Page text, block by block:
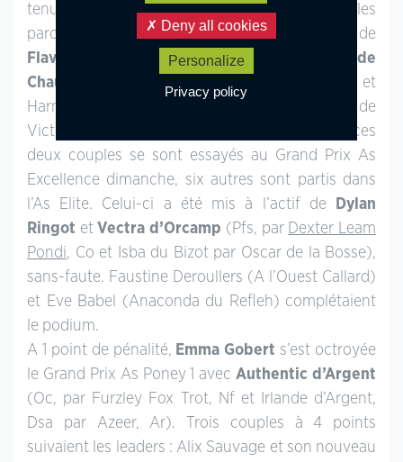
tenue à
Bertaucourt Epourdon (02)
, a vu les
parcours sans-faute dans l’As Elite Vitesse de
Flavie Favreaux
, gagnante avec
Ultime de
Chauny
(Oc, par Quercus du Maury, Aa et
Harmonie de Chauny, Po par Lusty, Co) et de
Victor Houze en selle sur Venise de Garred. Si ces
deux couples se sont essayés au Grand Prix As
Excellence dimanche, six autres sont partis dans
l’As Elite. Celui-ci a été mis à l’actif de
Dylan
Ringot etVectra d’Orcamp (Pfs, par Dexter Leam
Pondi, Co et Isba du Bizot par Oscar de la Bosse),
sans-faute. Faustine Deroullers (A l’Ouest Callard)
et Eve Babel (Anaconda du Refleh) complétaient
le podium.
A 1 point de pénalité, Emma Gobert s’est octroyée
le Grand Prix As Poney 1 avecAuthentic d’Argent
(Oc, par Furzley Fox Trot, Nf et Irlande d’Argent,
Dsa par Azeer, Ar). Trois couples à 4 points
suivaient les leaders : Alix Sauvage et son nouveau
Deny all cookies
Personalize
Privacy policy